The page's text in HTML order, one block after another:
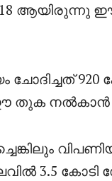
18 ആയിരുന്നു
ചോദിച്ചത്
തുക നൽകാൻ
3.5 കോടി